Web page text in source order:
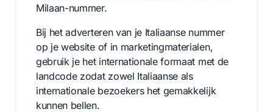
Milaan-nummer.
Bij het adverteren van je Italiaanse nummer
op je website of in marketingmaterialen,
gebruik je het internationale formaat met de
landcode zodat zowel Italiaanse als
internationale bezoekers het gemakkelijk
kunnen bellen.